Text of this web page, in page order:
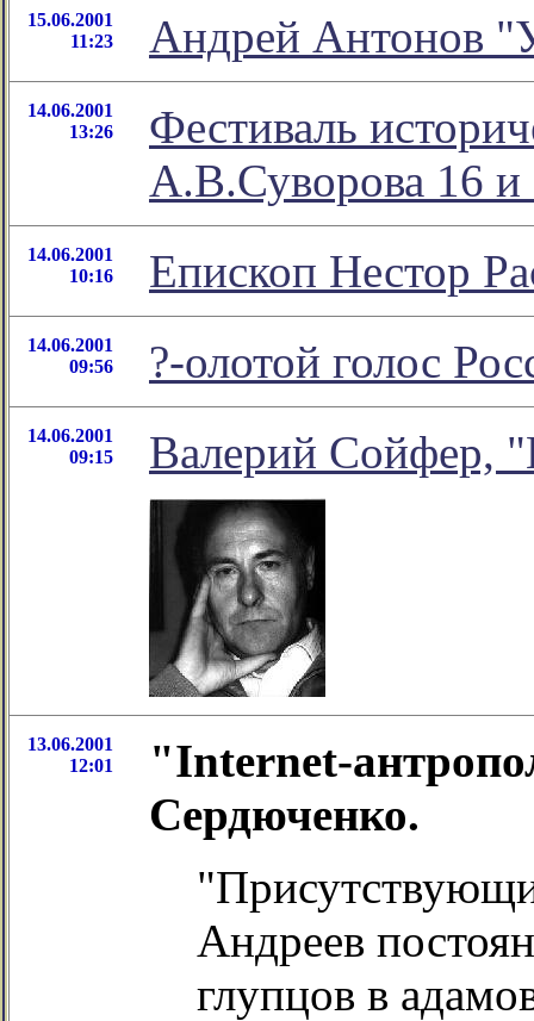
15.06.2001
11:23
Андрей Антонов
14.06.2001
13:26
Фестиваль
А.В.Суворова 16 и
14.06.2001
10:16
Епископ Нестор
14.06.2001
09:56
?-олотой голос
14.06.2001
09:15
Валерий Сойфер,
13.06.2001
12:01
"Internet-
Сердюченко.
Андреев
глупцов в